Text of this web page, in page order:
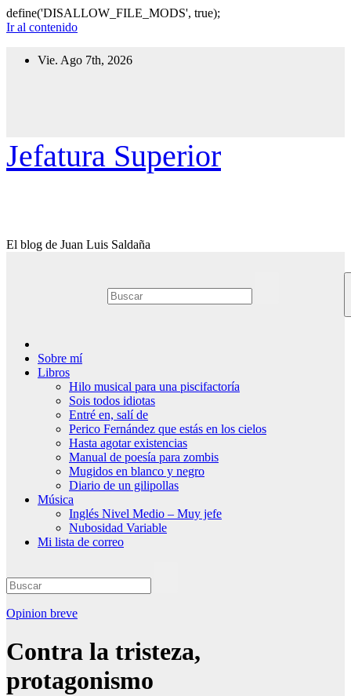
define('DISALLOW_FILE_MODS', true);
Ir al contenido
Vie. Ago 7th, 2026
Jefatura Superior
El blog de Juan Luis Saldaña
Sobre mí
Libros
Hilo musical para una piscifactoría
Sois todos idiotas
Entré en, salí de
Perico Fernández que estás en los cielos
Hasta agotar existencias
Manual de poesía para zombis
Mugidos en blanco y negro
Diario de un gilipollas
Música
Inglés Nivel Medio – Muy jefe
Nubosidad Variable
Mi lista de correo
Opinion breve
Contra la tristeza,
protagonismo